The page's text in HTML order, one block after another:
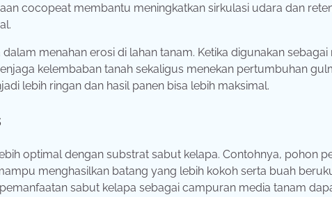
cocopeat membantu meningkatkan sirkulasi udara dan
menahan erosi di lahan tanam. Ketika digunakan sebagai
kelembaban tanah sekaligus menekan pertumbuhan
lebih ringan dan hasil panen bisa lebih maksimal.
optimal dengan substrat sabut kelapa. Contohnya, pohon
menghasilkan batang yang lebih kokoh serta buah
sabut kelapa sebagai campuran media tanam